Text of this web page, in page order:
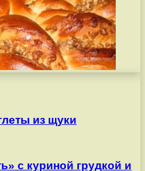
из щуки
с куриной грудкой и